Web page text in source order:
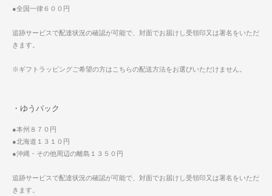
●全国一律６００円
追跡サービスで配達状況の確認が可能で、対面でお届けし受領印又は署名をいただ
きます。
※ギフトラッピングご希望の方はこちらの配送方法をお選びいただけません。
・ゆうパック
●本州８７０円
●北海道１３１０円
●沖縄・その他周辺の離島１３５０円
追跡サービスで配達状況の確認が可能で、対面でお届けし受領印又は署名をいただ
きます。